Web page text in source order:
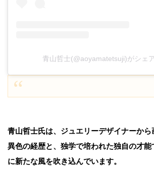
青山哲士(@aoyamatetsuji)がシェ
青山哲士氏は、ジュエリーデザイナーから
異色の経歴と、独学で培われた独自の才
に新たな風を吹き込んでいます。